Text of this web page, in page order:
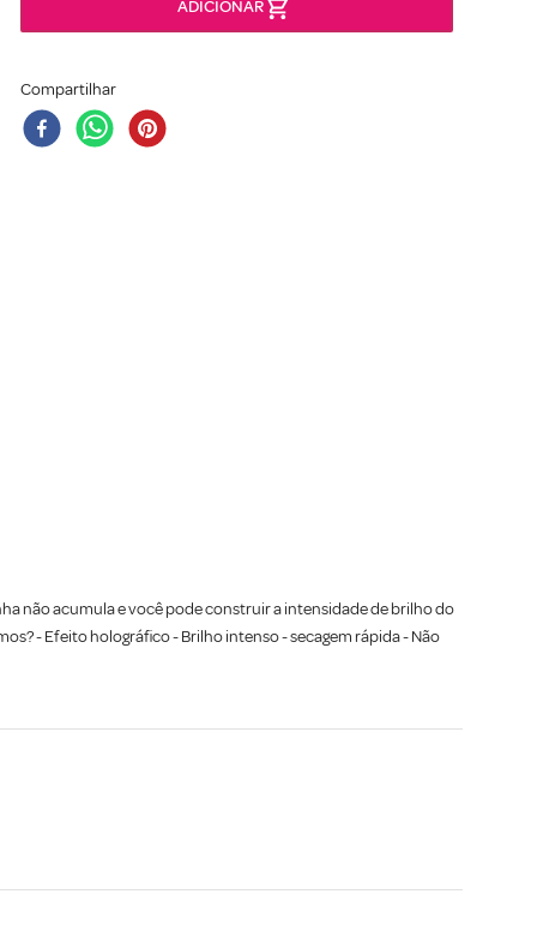
Compartilhar
não acumula e você pode construir a intensidade de brilho do
- Efeito holográfico - Brilho intenso - secagem rápida - Não